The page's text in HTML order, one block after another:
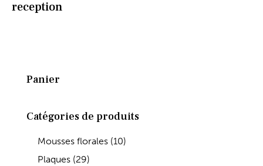
reception
Panier
Catégories de produits
Mousses florales (10)
Plaques (29)